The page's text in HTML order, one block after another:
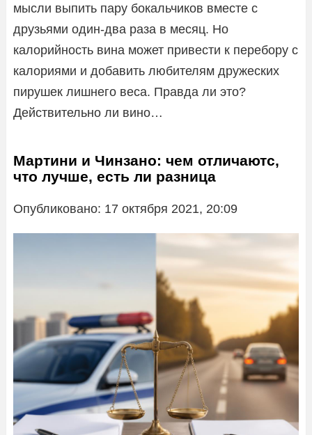
мысли выпить пару бокальчиков вместе с
друзьями один-два раза в месяц. Но
калорийность вина может привести к перебору с
калориями и добавить любителям дружеских
пирушек лишнего веса. Правда ли это?
Действительно ли вино…
Мартини и Чинзано: чем отличаютс,
что лучше, есть ли разница
Опубликовано: 17 октября 2021, 20:09